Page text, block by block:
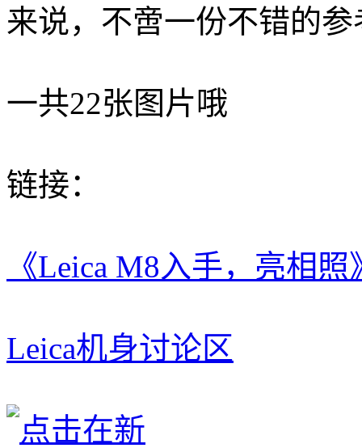
来说，不啻一份不错的
一共22张图片哦
链接：
《Leica M8入手，亮相照
Leica机身讨论区